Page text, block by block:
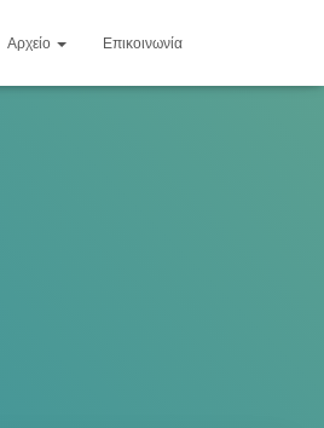
Αρχείο Επικοινωνία